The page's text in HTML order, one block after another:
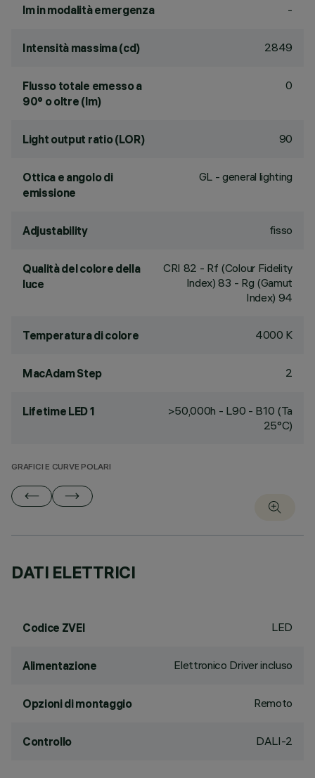
lm in modalità emergenza -
Intensità massima (cd) 2849
Flusso totale emesso a
90° o oltre (lm)
0
Light output ratio (LOR) 90
Ottica e angolo di
emissione
GL - general lighting
Adjustability fisso
Qualità del colore della
luce
CRI 82 - Rf (Colour Fidelity
Index) 83 - Rg (Gamut
Index) 94
Temperatura di colore 4000 K
MacAdam Step 2
Lifetime LED 1
>50,000h - L90 - B10 (Ta
25°C)
GRAFICI E CURVE POLARI
DATI ELETTRICI
Codice ZVEI LED
Alimentazione Elettronico Driver incluso
Opzioni di montaggio Remoto
Controllo DALI-2